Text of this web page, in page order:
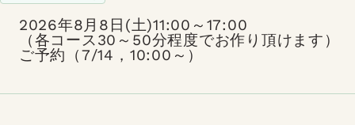
2026年8月8日(土)11:00～17:00
（各コース30～50分程度でお作り頂けます）
ご予約（7/14，10:00～）